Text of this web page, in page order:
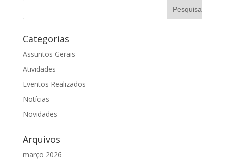
Categorias
Assuntos Gerais
Atividades
Eventos Realizados
Notícias
Novidades
Arquivos
março 2026